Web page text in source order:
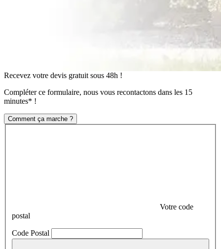
Recevez votre devis gratuit sous 48h !
Compléter ce formulaire, nous vous recontactons dans les 15
minutes* !
Comment ça marche ?
Votre code
postal
Code Postal